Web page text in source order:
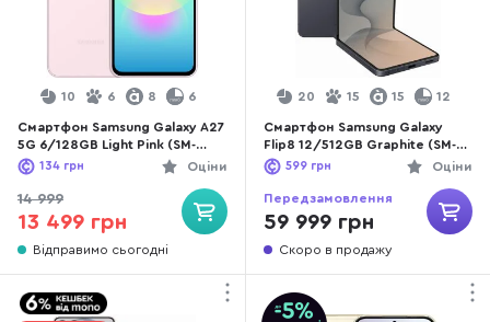
10 6 8 6
Смартфон Samsung Galaxy A27
5G 6/128GB Light Pink (SM-
A276BLIBEUC)
Оціни
134 грн
14 999
13 499 грн
Відправимо сьогодні
20 15 15 12
Смартфон Samsung Galaxy
Flip8 12/512GB Graphite (SM-
F776BZKHSEK)
Оціни
599 грн
Передзамовлення
59 999 грн
Скоро в продажу